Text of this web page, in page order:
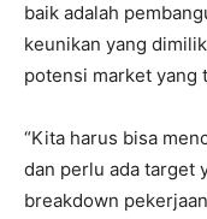
baik adalah
keunikan yang
potensi market yang
“Kita harus bisa
dan perlu ada target
breakdown